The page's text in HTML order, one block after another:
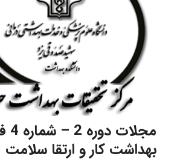
بهداشت کار و ارتقا سلامت